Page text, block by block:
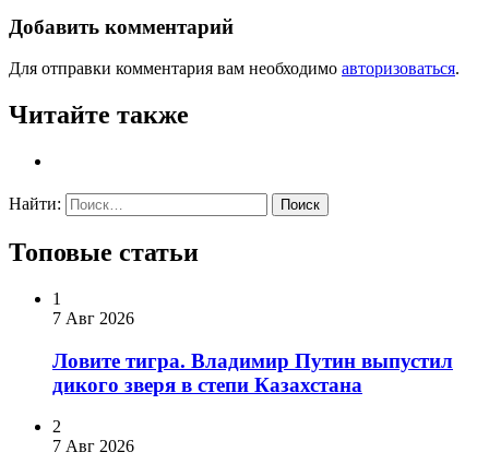
Добавить комментарий
Для отправки комментария вам необходимо авторизоваться.
Читайте также
Найти:
Топовые статьи
1
7 Авг 2026
Ловите тигра. Владимир Путин выпустил
дикого зверя в степи Казахстана
2
7 Авг 2026